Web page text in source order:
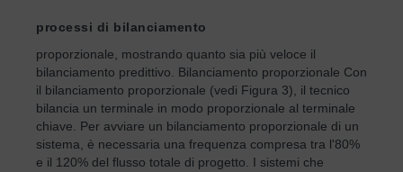
processi di bilanciamento
proporzionale, mostrando quanto sia più veloce il
bilanciamento predittivo. Bilanciamento proporzionale Con
il bilanciamento proporzionale (vedi Figura 3), il tecnico
bilancia un terminale in modo proporzionale al terminale
chiave. Per avviare un bilanciamento proporzionale di un
sistema, è necessaria una frequenza compresa tra l'80%
e il 120% del flusso totale di progetto. I sistemi che